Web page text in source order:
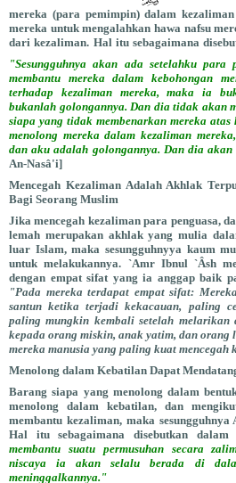
mereka (para pemimpin) dalam
mereka untuk mengalahkan hawa nafsu
dari kezaliman. Hal itu sebagaimana
"Sesungguhnya akan ada setelahku para
membantu mereka dalam kebohongan
terhadap kezaliman mereka, maka ia
bukanlah golongannya. Dan dia tidak akan
siapa yang tidak membenarkan mereka
menolong mereka dalam kezaliman
dan aku adalah golongannya. Dan dia
An-Nasâ'i]
Mencegah Kezaliman Adalah Akhlak
Bagi Seorang Muslim
Jika mencegah kezaliman para penguasa,
lemah merupakan akhlak yang mulia
luar Islam, maka sesungguhnyya kaum
untuk melakukannya. `Amr Ibnul `Âsh
dengan empat sifat yang ia anggap baik
"Pada mereka terdapat empat sifat:
santun ketika terjadi kekacauan, paling
paling mungkin kembali setelah
kepada orang miskin, anak yatim, dan orang
mereka manusia yang paling kuat
Menolong dalam Kebatilan Dapat
Barang siapa yang menolong dalam
menolong dalam kebatilan, dan
membantu kezaliman, maka
Hal itu sebagaimana disebutkan dalam
membantu suatu permusuhan secara
niscaya ia akan selalu berada di
meninggalkannya."